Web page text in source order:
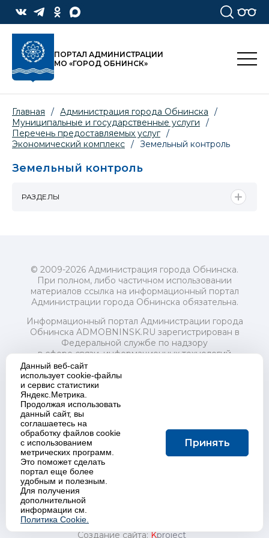
ПОРТАЛ АДМИНИСТРАЦИИ
МО «ГОРОД ОБНИНСК»
Главная / Администрация города Обнинска
/
Муниципальные и государственные услуги
/
Перечень предоставляемых услуг /
Экономический комплекс / Земельный контроль
Земельный контроль
РАЗДЕЛЫ
© 2009-2026 Администрация города Обнинска.
При полном, либо частичном использовании
материалов ссылка на информационный портал
Администрации города Обнинска обязательна.
Информационный портал Администрации города
Обнинска ADMOBNINSK.RU зарегистрирован в
Федеральной службе по надзору
в сфере связи, информационных технологий
и массовых коммуникаций (Роскомнадзор) 24 июля
2018 года.
Свидетельство о регистрации Эл № ФС77-73321
Учредитель: Администрация (исполнительно-
распорядительный орган) городского округа "Город
Обнинск". Главный редактор: Байкова Е.А.
Адрес электронной почты Редакции:
redactor@admobninsk.ru
Телефон Редакции: +7 (484) 395-85-85
Настоящий ресурс содержит материалы 18+
Политика в отношении обработки персональных
Создание сайта:Kproject
Данный веб-сайт
использует cookie-файлы
и сервис статистики
Яндекс.Метрика.
Продолжая использовать
данный сайт, вы
соглашаетесь на
обработку файлов cookie
с использованием
метрических программ.
Это поможет сделать
портал еще более
удобным и полезным.
Для получения
дополнительной
информации см.
Политика Cookie.
Принять